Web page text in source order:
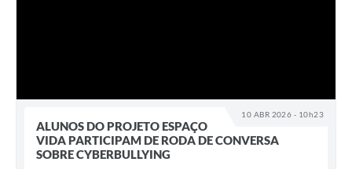
10 ABR 2026 - 10h23
ALUNOS DO PROJETO ESPAÇO
VIDA PARTICIPAM DE RODA DE CONVERSA
SOBRE CYBERBULLYING